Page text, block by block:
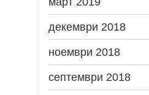
декември 2018
ноември 2018
септември 2018